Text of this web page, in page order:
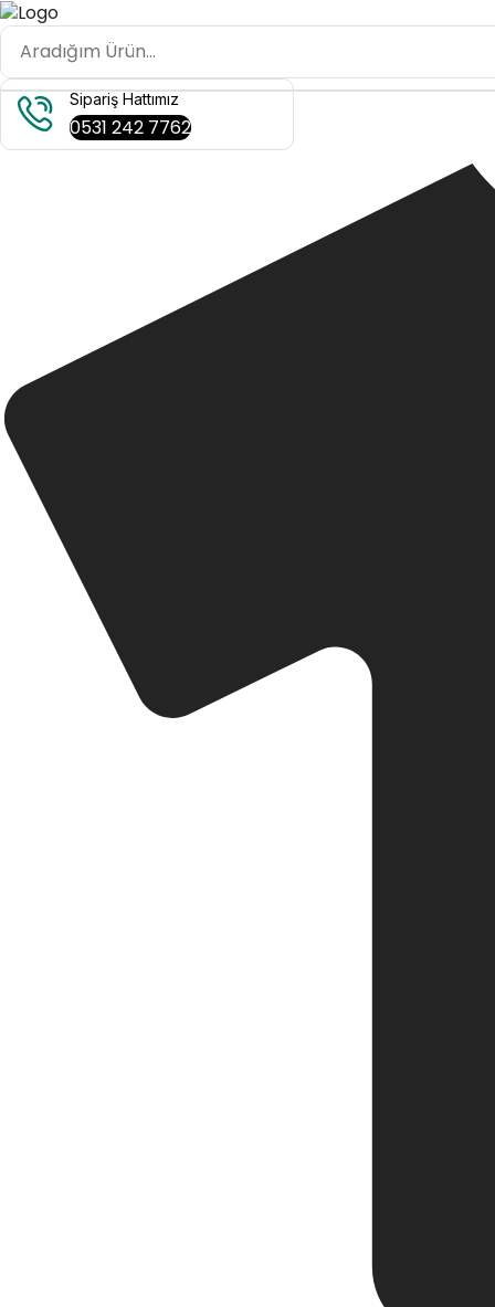
Sipariş Hattımız
0531 242 7762